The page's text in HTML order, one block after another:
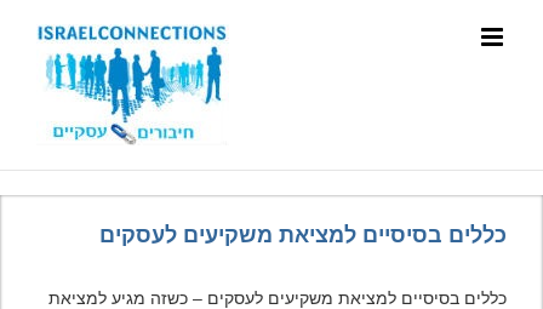
כללים בסיסיים למציאת משקיעים לעסקים
כללים בסיסיים למציאת משקיעים לעסקים – כשזה מגיע למציאת